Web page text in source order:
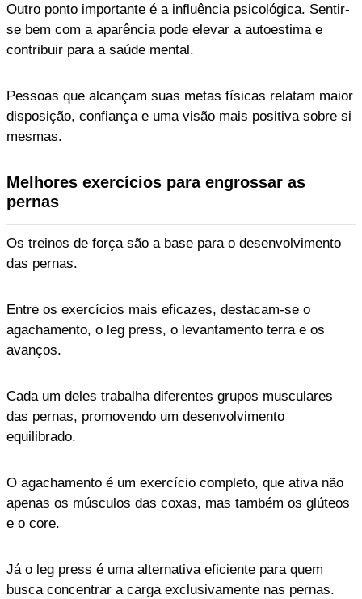
Outro ponto importante é a influência psicológica. Sentir-
se bem com a aparência pode elevar a autoestima e
contribuir para a saúde mental.
Pessoas que alcançam suas metas físicas relatam maior
disposição, confiança e uma visão mais positiva sobre si
mesmas.
Melhores exercícios para engrossar as
pernas
Os treinos de força são a base para o desenvolvimento
das pernas.
Entre os exercícios mais eficazes, destacam-se o
agachamento, o leg press, o levantamento terra e os
avanços.
Cada um deles trabalha diferentes grupos musculares
das pernas, promovendo um desenvolvimento
equilibrado.
O agachamento é um exercício completo, que ativa não
apenas os músculos das coxas, mas também os glúteos
e o core.
Já o leg press é uma alternativa eficiente para quem
busca concentrar a carga exclusivamente nas pernas.